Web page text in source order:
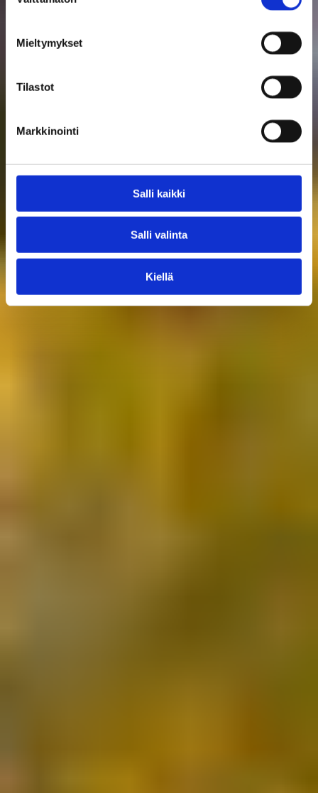
Mieltymykset
Tilastot
Markkinointi
Salli kaikki
Salli valinta
Kiellä